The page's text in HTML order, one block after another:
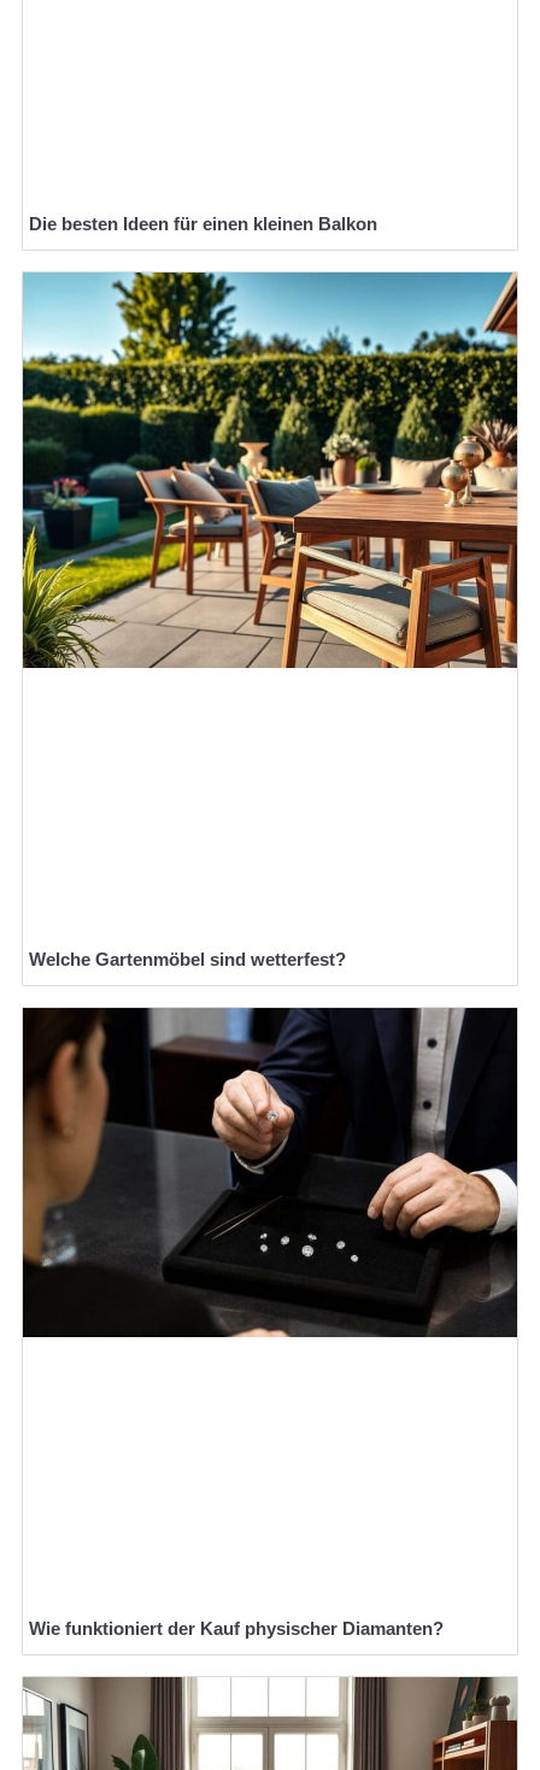
Die besten Ideen für einen kleinen Balkon
Welche Gartenmöbel sind wetterfest?
Wie funktioniert der Kauf physischer Diamanten?